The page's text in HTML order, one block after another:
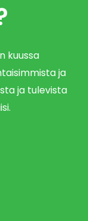
kuussa
ja
ja tulevista